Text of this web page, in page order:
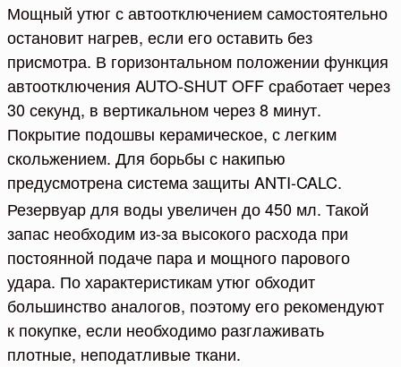
Мощный утюг с автоотключением самостоятельно
остановит нагрев, если его оставить без
присмотра. В горизонтальном положении функция
автоотключения AUTO-SHUT OFF сработает через
30 секунд, в вертикальном через 8 минут.
Покрытие подошвы керамическое, с легким
скольжением. Для борьбы с накипью
предусмотрена система защиты ANTI-CALC.
Резервуар для воды увеличен до 450 мл. Такой
запас необходим из-за высокого расхода при
постоянной подаче пара и мощного парового
удара. По характеристикам утюг обходит
большинство аналогов, поэтому его рекомендуют
к покупке, если необходимо разглаживать
плотные, неподатливые ткани.